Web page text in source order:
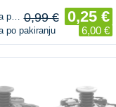
(24 kom.)
Cijena po komadu 0,99 € 0,25 €
po pakiranju 6,00 €